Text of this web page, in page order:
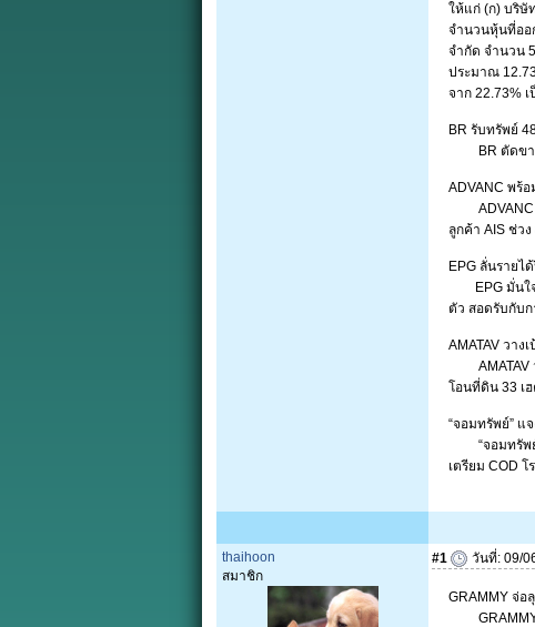
ให้แก่ (ก) บริษั
จำนวนหุ้นที่ออ
จำกัด จำนวน
ประมาณ
จาก 22.73%
BR รับทรัพย์
BR ตัดขายหุ้
ADVANC พร้
ADVANC ไ
ลูกค้า AIS ช่ว
EPG ลั่นรายไ
EPG มั่นใจร
ตัว สอดรับกับก
AMATAV วา
AMATAV ว
โอนที่ดิน 33 เ
“จอมทรัพย์” แ
“จอมทรัพย์
เตรียม COD
thaihoon
สมาชิก
#1 วันที่: 09/
GRAMMY จ่อ
GRAMMY